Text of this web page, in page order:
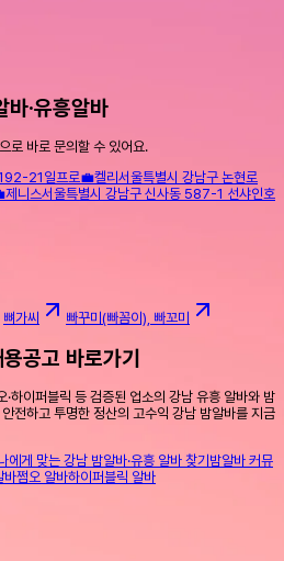
·유흥알바
로 바로 문의할 수 있어요.
21 일프로💼켈리 서울특별시 강남구 논현로
제니스서울특별시 강남구 신사동 587-1 선샤인호
뼈가씨 빠꾸미(빠꼼이), 빠꼬미
공고 바로가기
·하이퍼블릭 등 검증된 업소의 강남 유흥 알바와 밤
전하고 투명한 정산의 고수익 강남 밤알바를 지금
에게 맞는 강남 밤알바·유흥 알바 찾기밤알바 커뮤
바쩜오 알바하이퍼블릭 알바